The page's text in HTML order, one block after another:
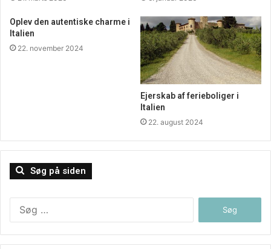
Oplev den autentiske charme i
Italien
22. november 2024
Ejerskab af ferieboliger i
Italien
22. august 2024
Søg på siden